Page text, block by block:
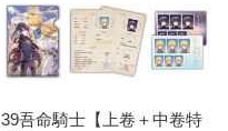
39吾命騎士【上卷＋中卷特